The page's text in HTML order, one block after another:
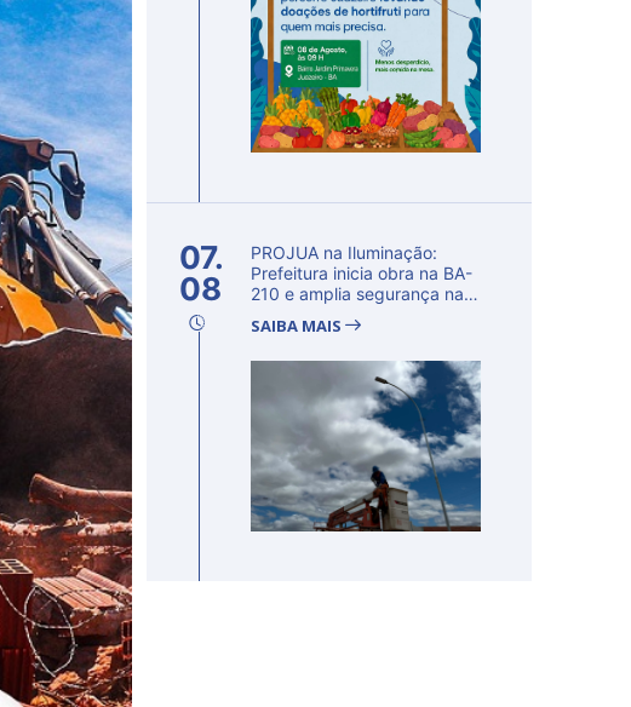
07.
08
PROJUA na Iluminação:
Prefeitura inicia obra na BA-
210 e amplia segurança na
SAIBA MAIS